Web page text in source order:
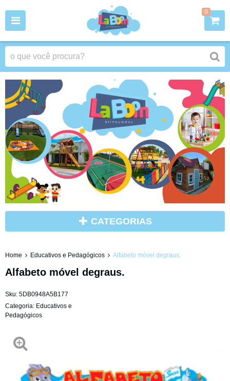
0
CATEGORIAS
Home Educativos e Pedagógicos Alfabeto móvel degraus.
Alfabeto móvel degraus.
Sku: 5DB0948A5B177
Categoria: Educativos e
Pedagógicos